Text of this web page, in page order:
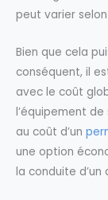
peut varier
Bien que cela
conséquent, il
avec le coût
l’équipement
au coût d’un
une option
la conduite d’un